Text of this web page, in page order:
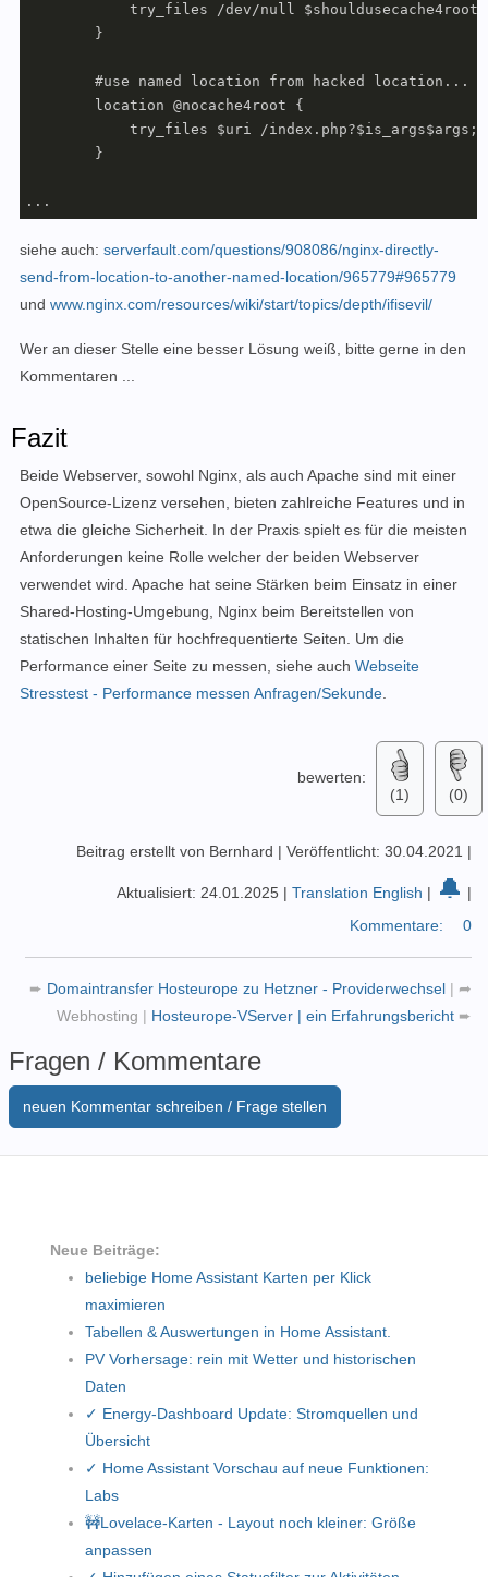
            try_files /dev/null $shouldusecache4root;
        }
        #use named location from hacked location...
        location @nocache4root {
            try_files $uri /index.php?$is_args$args;
        }
...
siehe auch: serverfault.com/questions/908086/nginx-directly-
send-from-location-to-another-named-location/965779#965779
und www.nginx.com/resources/wiki/start/topics/depth/ifisevil/
Wer an dieser Stelle eine besser Lösung weiß, bitte gerne in den
Kommentaren ...
Fazit
Beide Webserver, sowohl Nginx, als auch Apache sind mit einer
OpenSource-Lizenz versehen, bieten zahlreiche Features und in
etwa die gleiche Sicherheit. In der Praxis spielt es für die meisten
Anforderungen keine Rolle welcher der beiden Webserver
verwendet wird. Apache hat seine Stärken beim Einsatz in einer
Shared-Hosting-Umgebung, Nginx beim Bereitstellen von
statischen Inhalten für hochfrequentierte Seiten. Um die
Performance einer Seite zu messen, siehe auch Webseite
Stresstest - Performance messen Anfragen/Sekunde.
bewerten:
(1)
(0)
Beitrag erstellt von Bernhard | Veröffentlicht: 30.04.2021 |
Aktualisiert: 24.01.2025 | Translation English | 🔔 |
Kommentare:
0
➨ Domaintransfer Hosteurope zu Hetzner - Providerwechsel | ➦
Webhosting | Hosteurope-VServer | ein Erfahrungsbericht ➨
Fragen / Kommentare
neuen Kommentar schreiben / Frage stellen
Neue Beiträge:
beliebige Home Assistant Karten per Klick
maximieren
Tabellen & Auswertungen in Home Assistant.
PV Vorhersage: rein mit Wetter und historischen
Daten
✓ Energy-Dashboard Update: Stromquellen und
Übersicht
✓ Home Assistant Vorschau auf neue Funktionen:
Labs
🚧Lovelace-Karten - Layout noch kleiner: Größe
anpassen